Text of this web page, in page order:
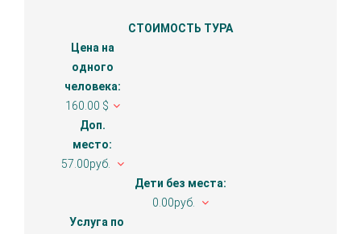
СТОИМОСТЬ ТУРА
Цена на
одного
человека:
160.00 $
Доп.
место:
57.00руб.
Дети без места:
0.00руб.
Услуга по